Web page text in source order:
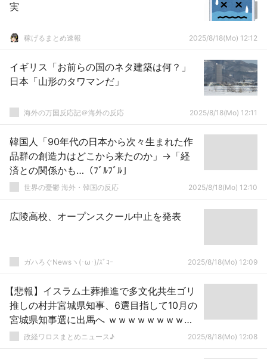
実
稼げるまとめ速報 2025/8/18(Mo) 12:12
イギリス「お前らの国のネタ建築は何？」
日本「山形のタワマンだ」
海外の万国反応記＠海外の反応 2025/8/18(Mo) 12:11
韓国人「90年代の日本から次々生まれた作
品群の創造力はどこから来たのか」→「経
済との関係かも…（ﾌﾞﾙﾌﾞﾙ」
世界の憂鬱 海外・韓国の反応 2025/8/18(Mo) 12:10
広陵高校、オープンスクール中止を発表
ガハろぐNewsヽ(･ω･)/ｽﾞｺｰ 2025/8/18(Mo) 12:09
【悲報】イスラム土葬推進で多文化共生ゴリ
推しの村井宮城県知事、6選目指して10月の
宮城県知事選に出馬へ ｗｗｗｗｗｗｗｗｗ
ｗｗｗｗｗｗｗｗｗ
政経ワロスまとめニュース♪ 2025/8/18(Mo) 12:08